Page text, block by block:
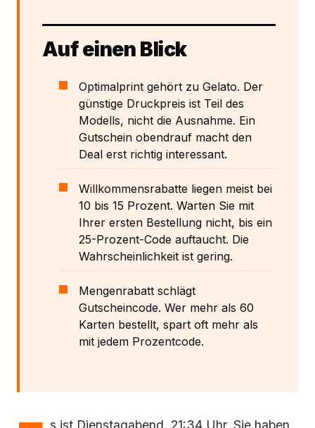
Auf einen Blick
Optimalprint gehört zu Gelato. Der
günstige Druckpreis ist Teil des
Modells, nicht die Ausnahme. Ein
Gutschein obendrauf macht den
Deal erst richtig interessant.
Willkommensrabatte liegen meist bei
10 bis 15 Prozent. Warten Sie mit
Ihrer ersten Bestellung nicht, bis ein
25-Prozent-Code auftaucht. Die
Wahrscheinlichkeit ist gering.
Mengenrabatt schlägt
Gutscheincode. Wer mehr als 60
Karten bestellt, spart oft mehr als
mit jedem Prozentcode.
s ist Dienstagabend, 21:34 Uhr. Sie haben